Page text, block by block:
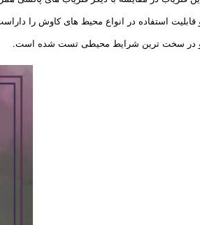
قابلیت استفاده در انواع محیط های کاوش را
در سخت ترین شرایط محیطی تست شده است.